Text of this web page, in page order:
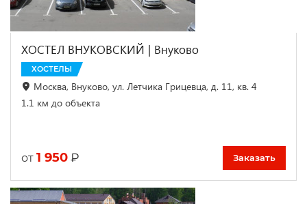
ХОСТЕЛ ВНУКОВСКИЙ | Внуково
ХОСТЕЛЫ
Москва, Внуково, ул. Летчика Грицевца, д. 11, кв. 4
1.1 км до объекта
от 1 950 ₽ Заказать